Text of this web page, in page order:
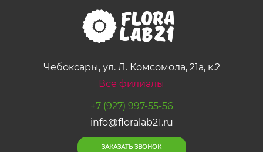
Чебоксары, ул. Л. Комсомола, 21а, к.2
Все филиалы
+7 (927) 997-55-56
info@floralab21.ru
ЗАКАЗАТЬ ЗВОНОК